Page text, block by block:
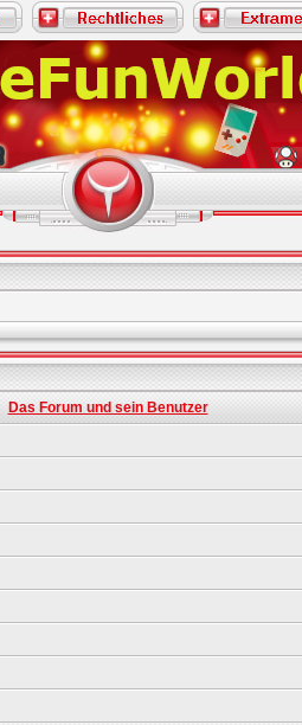
Das Forum und sein Benutzer